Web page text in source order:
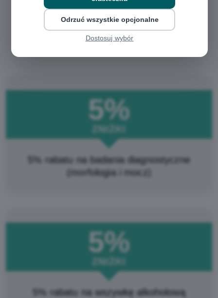
Regulamin i warunki
5%
ZNIŻKI
5% rabatu na badania diagnostyczne
(morfologia i mocz)
5%
ZNIŻKI
5% rabatu na wszywkę alkoholową
Odrzuć wszystkie opcjonalne
Dostosuj wybór